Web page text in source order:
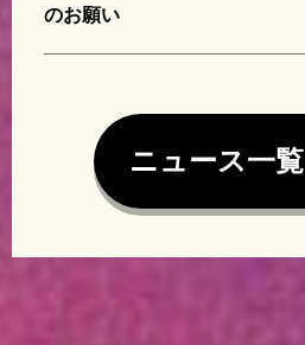
のお願い
ニュース一覧